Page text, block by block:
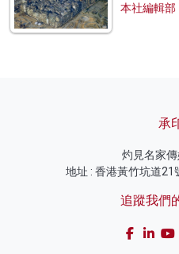
本社編輯部
承
灼見名家
地址 : 香港黃竹坑道
追蹤我們